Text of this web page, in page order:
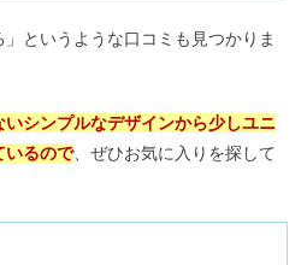
」というような口コミも見つかりま
いシンプルなデザインから少しユニ
いるので、ぜひお気に入りを探して